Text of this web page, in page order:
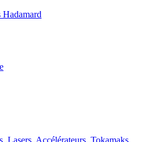
Accélérateurs, Tokamaks